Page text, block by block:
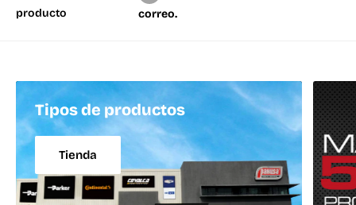
producto
correo.
Tipos de productos
Tienda